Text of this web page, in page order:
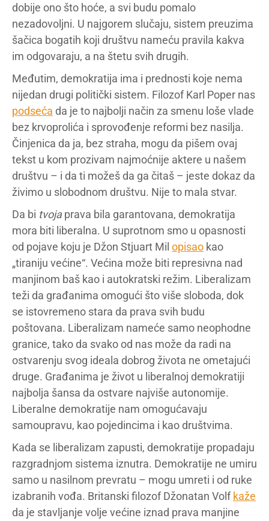
dobije ono što hoće, a svi budu pomalo
nezadovoljni. U najgorem slučaju, sistem preuzima
šačica bogatih koji društvu nameću pravila kakva
im odgovaraju, a na štetu svih drugih.
Međutim, demokratija ima i prednosti koje nema
nijedan drugi politički sistem. Filozof Karl Poper nas
podseća da je to najbolji način za smenu loše vlade
bez krvoprolića i sprovođenje reformi bez nasilja.
Činjenica da ja, bez straha, mogu da pišem ovaj
tekst u kom prozivam najmoćnije aktere u našem
društvu – i da ti možeš da ga čitaš – jeste dokaz da
živimo u slobodnom društvu. Nije to mala stvar.
Da bi tvojaprava bila garantovana, demokratija
mora biti liberalna. U suprotnom smo u opasnosti
od pojave koju je Džon Stjuart Mil opisao kao
„tiraniju većine“. Većina može biti represivna nad
manjinom baš kao i autokratski režim. Liberalizam
teži da građanima omogući što više sloboda, dok
se istovremeno stara da prava svih budu
poštovana. Liberalizam nameće samo neophodne
granice, tako da svako od nas može da radi na
ostvarenju svog ideala dobrog života ne ometajući
druge. Građanima je život u liberalnoj demokratiji
najbolja šansa da ostvare najviše autonomije.
Liberalne demokratije nam omogućavaju
samoupravu, kao pojedincima i kao društvima.
Kada se liberalizam zapusti, demokratije propadaju
razgradnjom sistema iznutra. Demokratije ne umiru
samo u nasilnom prevratu – mogu umreti i od ruke
izabranih vođa. Britanski filozof Džonatan Volf kaže
da je stavljanje volje većine iznad prava manjine